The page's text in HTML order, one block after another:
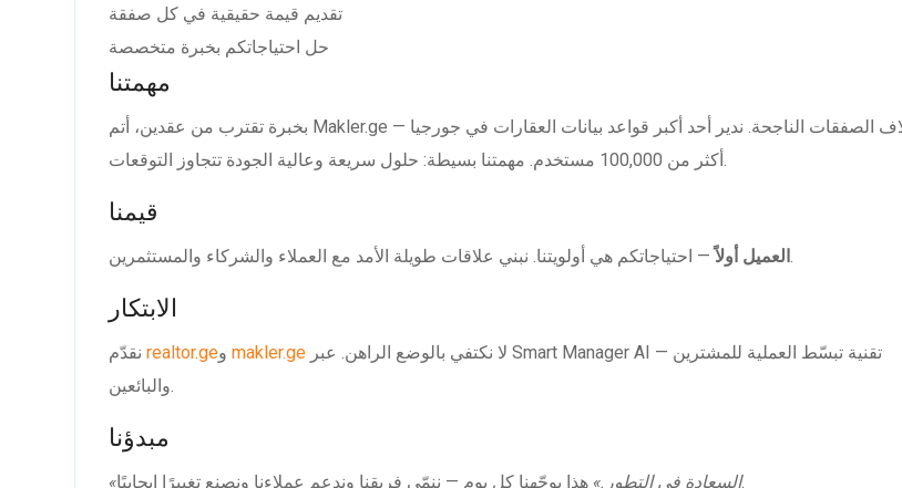
تقديم قيمة حقيقية في كل صفقة
حل احتياجاتكم بخبرة متخصصة
مهمتنا
بخبرة تقترب من عقدين، أتم Makler.ge آلاف الصفقات الناجحة. ندير أحد أكبر قواعد بيانات العقارات في جورجيا —
أكثر من 100,000 مستخدم. مهمتنا بسيطة: حلول سريعة وعالية الجودة تتجاوز التوقعات.
قيمنا
العميل أولاً— احتياجاتكم هي أولويتنا. نبني علاقات طويلة الأمد مع العملاء والشركاء والمستثمرين.
الابتكار
لا نكتفي بالوضع الراهن. عبر makler.ge وrealtor.ge نقدّم Smart Manager AI — تقنية تبسّط العملية للمشترين
والبائعين.
مبدؤنا
«السعادة في التطور.»هذا يوجّهنا كل يوم — ننمّي فريقنا وندعم عملاءنا ونصنع تغييرًا إيجابيًا.